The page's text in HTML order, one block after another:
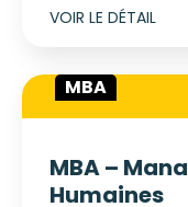
VOIR LE DÉTAIL
MBA
MBA –
Humaines